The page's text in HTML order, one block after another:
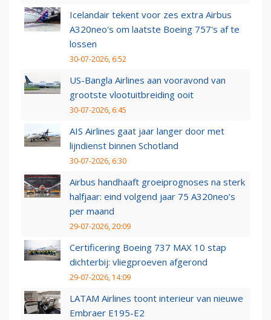
Icelandair tekent voor zes extra Airbus
A320neo's om laatste Boeing 757's af te
lossen
30-07-2026, 6:52
US-Bangla Airlines aan vooravond van
grootste vlootuitbreiding ooit
30-07-2026, 6:45
AIS Airlines gaat jaar langer door met
lijndienst binnen Schotland
30-07-2026, 6:30
Airbus handhaaft groeiprognoses na sterk
halfjaar: eind volgend jaar 75 A320neo’s
per maand
29-07-2026, 20:09
Certificering Boeing 737 MAX 10 stap
dichterbij: vliegproeven afgerond
29-07-2026, 14:09
LATAM Airlines toont interieur van nieuwe
Embraer E195-E2